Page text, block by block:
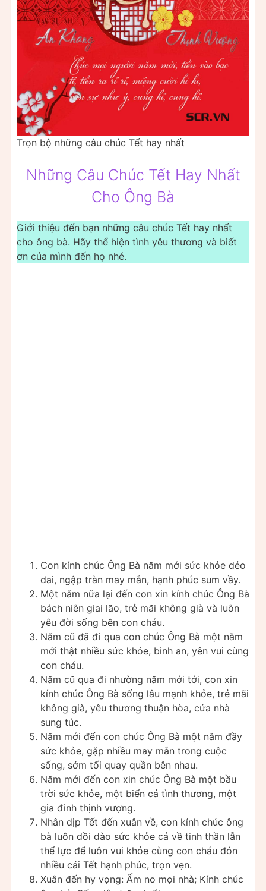
Trọn bộ những câu chúc Tết hay nhất
Những Câu Chúc Tết Hay Nhất
Cho Ông Bà
Giới thiệu đến bạn những câu chúc Tết hay nhất
cho ông bà. Hãy thể hiện tình yêu thương và biết
ơn của mình đến họ nhé.
Con kính chúc Ông Bà năm mới sức khỏe dẻo
dai, ngập tràn may mắn, hạnh phúc sum vầy.
Một năm nữa lại đến con xin kính chúc Ông Bà
bách niên giai lão, trẻ mãi không già và luôn
yêu đời sống bên con cháu.
Năm cũ đã đi qua con chúc Ông Bà một năm
mới thật nhiều sức khỏe, bình an, yên vui cùng
con cháu.
Năm cũ qua đi nhường năm mới tới, con xin
kính chúc Ông Bà sống lâu mạnh khỏe, trẻ mãi
không già, yêu thương thuận hòa, cửa nhà
sung túc.
Năm mới đến con chúc Ông Bà một năm đầy
sức khỏe, gặp nhiều may mắn trong cuộc
sống, sớm tối quay quần bên nhau.
Năm mới đến con xin chúc Ông Bà một bầu
trời sức khỏe, một biển cả tình thương, một
gia đình thịnh vượng.
Nhân dịp Tết đến xuân về, con kính chúc ông
bà luôn dồi dào sức khỏe cả về tinh thần lẫn
thể lực để luôn vui khỏe cùng con cháu đón
nhiều cái Tết hạnh phúc, trọn vẹn.
Xuân đến hy vọng: Ấm no mọi nhà; Kính chúc